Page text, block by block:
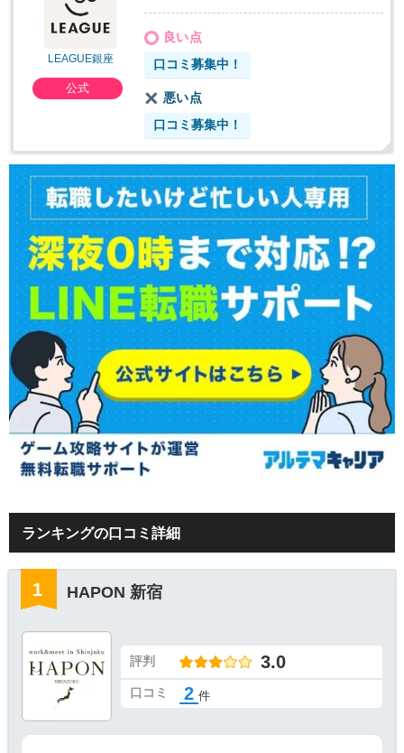
LEAGUE銀座
公式
良い点
口コミ募集中！
悪い点
口コミ募集中！
ランキングの口コミ詳細
HAPON 新宿
評判 3.0
口コミ 2 件